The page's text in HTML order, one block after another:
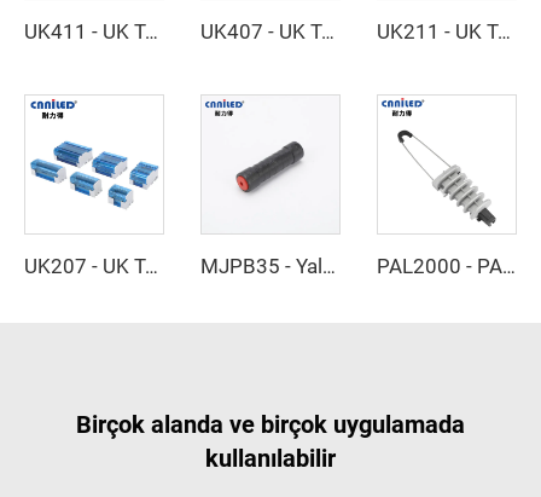
UK411 - UK Terminal Bağlantı Kutusu UK407 - UK Terminal Bağlantı Kutusu UK211 - UK Terminal Bağlantı Kutusu
UK207 - UK Terminal Bağlantı Kutusu MJPB35 - Yalıtımlı İletken Alüminyum Bağlantı Tüpü PAL2000 - PAL2500 - Gerilim Kelepçesi
Birçok alanda ve birçok uygulamada
kullanılabilir